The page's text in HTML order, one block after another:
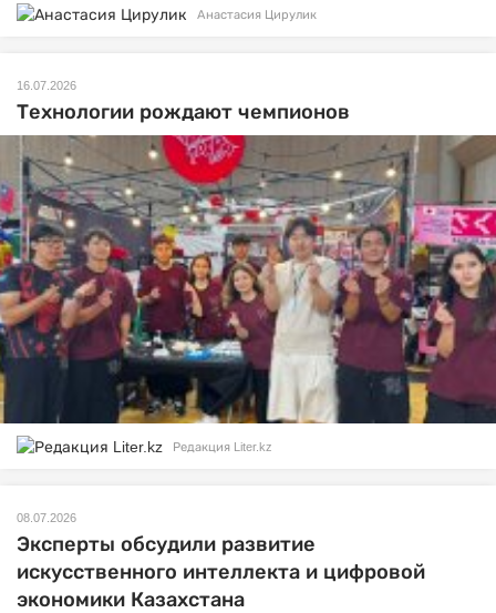
Анастасия Цирулик
16.07.2026
Технологии рождают чемпионов
Редакция Liter.kz
08.07.2026
Эксперты обсудили развитие
искусственного интеллекта и цифровой
экономики Казахстана